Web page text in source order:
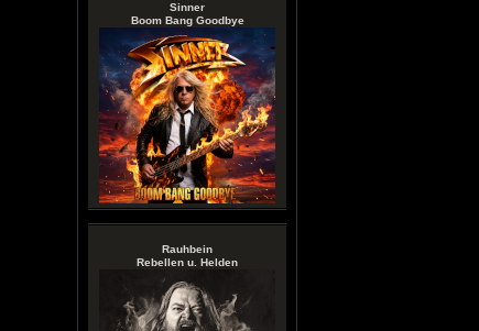
Sinner
Boom Bang Goodbye
Rauhbein
Rebellen u. Helden